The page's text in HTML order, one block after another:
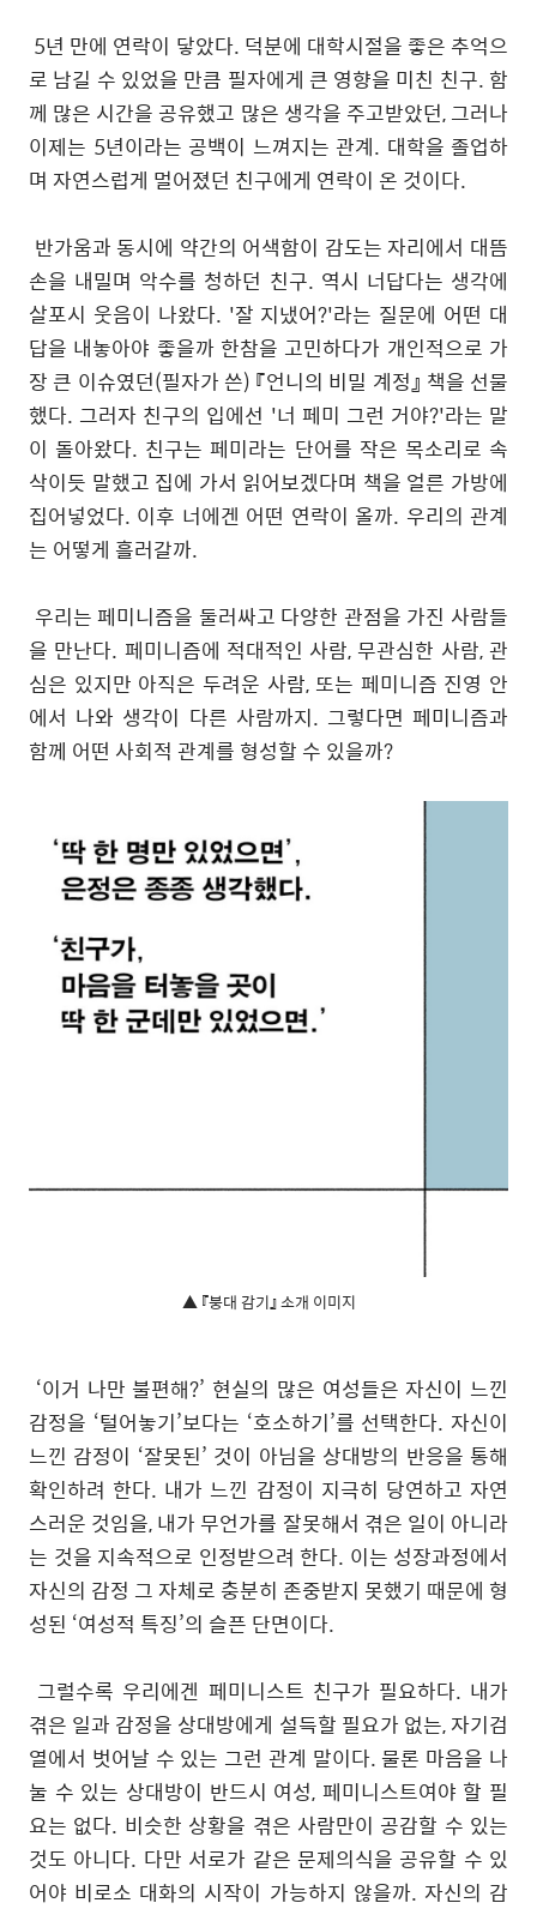
5년 만에 연락이 닿았다. 덕분에 대학시절을 좋은 추억으
로 남길 수 있었을 만큼 필자에게 큰 영향을 미친 친구. 함
께 많은 시간을 공유했고 많은 생각을 주고받았던, 그러나
이제는 5년이라는 공백이 느껴지는 관계. 대학을 졸업하
며 자연스럽게 멀어졌던 친구에게 연락이 온 것이다.
반가움과 동시에 약간의 어색함이 감도는 자리에서 대뜸
손을 내밀며 악수를 청하던 친구. 역시 너답다는 생각에
살포시 웃음이 나왔다. '잘 지냈어?'라는 질문에 어떤 대
답을 내놓아야 좋을까 한참을 고민하다가 개인적으로 가
장 큰 이슈였던(필자가 쓴) 『언니의 비밀 계정』 책을 선물
했다. 그러자 친구의 입에선 '너 페미 그런 거야?'라는 말
이 돌아왔다. 친구는 페미라는 단어를 작은 목소리로 속
삭이듯 말했고 집에 가서 읽어보겠다며 책을 얼른 가방에
집어넣었다. 이후 너에겐 어떤 연락이 올까. 우리의 관계
는 어떻게 흘러갈까.
우리는 페미니즘을 둘러싸고 다양한 관점을 가진 사람들
을 만난다. 페미니즘에 적대적인 사람, 무관심한 사람, 관
심은 있지만 아직은 두려운 사람, 또는 페미니즘 진영 안
에서 나와 생각이 다른 사람까지. 그렇다면 페미니즘과
함께 어떤 사회적 관계를 형성할 수 있을까?
▲ 『붕대 감기』 소개 이미지
‘이거 나만 불편해?’ 현실의 많은 여성들은 자신이 느낀
감정을 ‘털어놓기’보다는 ‘호소하기’를 선택한다. 자신이
느낀 감정이 ‘잘못된’ 것이 아님을 상대방의 반응을 통해
확인하려 한다. 내가 느낀 감정이 지극히 당연하고 자연
스러운 것임을, 내가 무언가를 잘못해서 겪은 일이 아니라
는 것을 지속적으로 인정받으려 한다. 이는 성장과정에서
자신의 감정 그 자체로 충분히 존중받지 못했기 때문에 형
성된 ‘여성적 특징’의 슬픈 단면이다.
그럴수록 우리에겐 페미니스트 친구가 필요하다. 내가
겪은 일과 감정을 상대방에게 설득할 필요가 없는, 자기검
열에서 벗어날 수 있는 그런 관계 말이다. 물론 마음을 나
눌 수 있는 상대방이 반드시 여성, 페미니스트여야 할 필
요는 없다. 비슷한 상황을 겪은 사람만이 공감할 수 있는
것도 아니다. 다만 서로가 같은 문제의식을 공유할 수 있
어야 비로소 대화의 시작이 가능하지 않을까. 자신의 감